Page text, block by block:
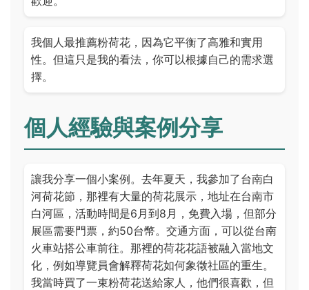
我個人最推薦粉荷花，因為它平衡了高雅和實用
性。但這只是我的看法，你可以根據自己的需求選
擇。
個人經驗與案例分享
讓我分享一個小案例。去年夏天，我參加了台南白
河荷花節，那裡有大量的荷花展示，地址在台南市
白河區，活動時間是6月到8月，免費入場，但部分
展區需要門票，約50台幣。交通方面，可以從台南
火車站搭公車前往。那裡的荷花花語被融入當地文
化，例如導覽員會解釋荷花如何象徵社區的重生。
我當時買了一束粉荷花送給家人，他們很喜歡，但